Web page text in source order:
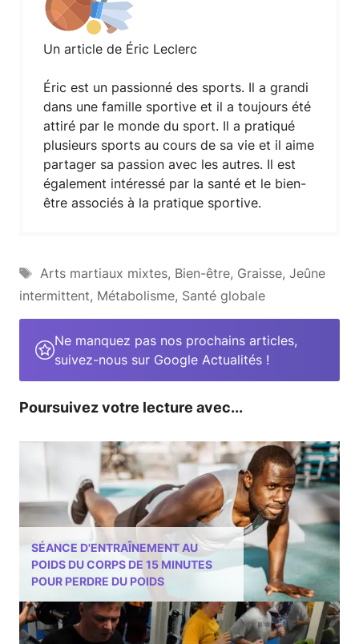
Un article de Éric Leclerc
Éric est un passionné des sports. Il a grandi
dans une famille sportive et il a toujours été
attiré par le monde du sport. Il a pratiqué
plusieurs sports au cours de sa vie et il aime
partager sa passion avec les autres. Il est
également intéressé par la santé et le bien-
être associés à la pratique sportive.
Étiquettes
Arts martiaux mixtes, Bien-être, Graisse, Jeûne
intermittent, Métabolisme, Santé globale
Ne manquez pas nos prochains articles,
suivez-nous sur Google Actualités !
SÉANCE D'ENTRAÎNEMENT AU
POIDS DU CORPS DE 15 MINUTES
POUR PERDRE DU POIDS
Poursuivez votre lecture avec...